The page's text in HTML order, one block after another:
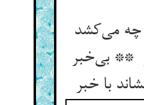
می‌کشد
** بی‌خبر